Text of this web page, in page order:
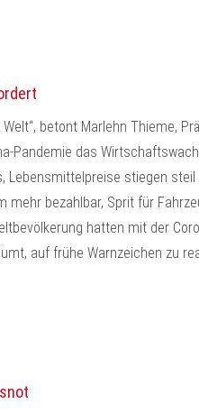
betont Marlehn Thieme,
Pandemie das
Lebensmittelpreise stiegen
mehr bezahlbar, Sprit für
hatten mit der
auf frühe Warnzeichen zu